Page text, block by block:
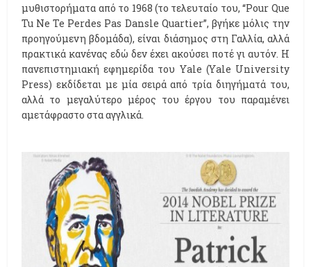
μυθιστορήματα από το 1968 (το τελευταίο του, “Pour Que
Tu Ne Te Perdes Pas Dansle Quartier”, βγήκε μόλις την
προηγούμενη βδομάδα), είναι διάσημος στη Γαλλία, αλλά
πρακτικά κανένας εδώ δεν έχει ακούσει ποτέ γι αυτόν. Η
πανεπιστημιακή εφημερίδα του Yale (Yale University
Press) εκδίδεται με μία σειρά από τρία διηγήματά του,
αλλά το μεγαλύτερο μέρος του έργου του παραμένει
αμετάφραστο στα αγγλικά.